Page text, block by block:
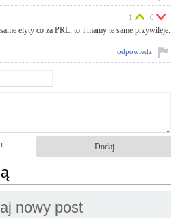
elyty co za PRL, to i mamy te same przywileje.
1 0
odpowiedz